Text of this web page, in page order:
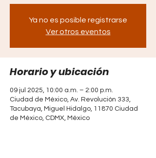
Ya no es posible registrarse
Ver otros eventos
Horario y ubicación
09 jul 2025, 10:00 a.m. – 2:00 p.m.
Ciudad de México, Av. Revolución 333,
Tacubaya, Miguel Hidalgo, 11870 Ciudad
de México, CDMX, México